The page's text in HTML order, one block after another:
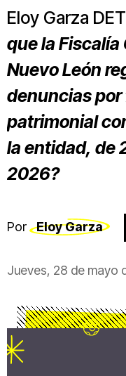
Eloy Garza
que la
Nuevo León
denuncias
patrimonial
la entidad, de
2026?
Por Eloy Garza
Jueves, 28 de mayo